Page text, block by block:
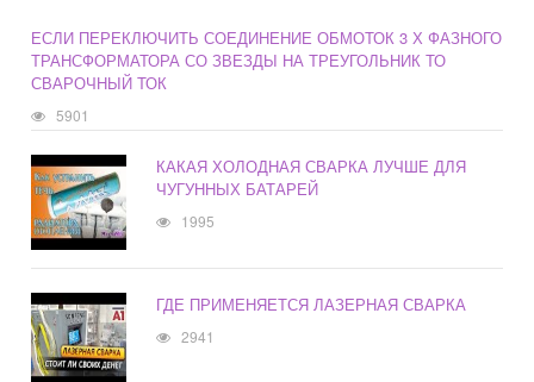
ЕСЛИ ПЕРЕКЛЮЧИТЬ СОЕДИНЕНИЕ ОБМОТОК 3 Х ФАЗНОГО
ТРАНСФОРМАТОРА СО ЗВЕЗДЫ НА ТРЕУГОЛЬНИК ТО
СВАРОЧНЫЙ ТОК
5901
КАКАЯ ХОЛОДНАЯ СВАРКА ЛУЧШЕ ДЛЯ
ЧУГУННЫХ БАТАРЕЙ
1995
ГДЕ ПРИМЕНЯЕТСЯ ЛАЗЕРНАЯ СВАРКА
2941